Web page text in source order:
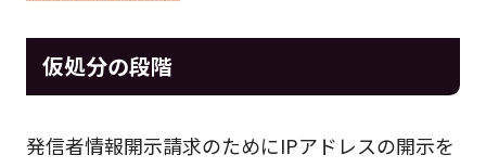
仮処分の段階
発信者情報開示請求のためにIPアドレスの開示を